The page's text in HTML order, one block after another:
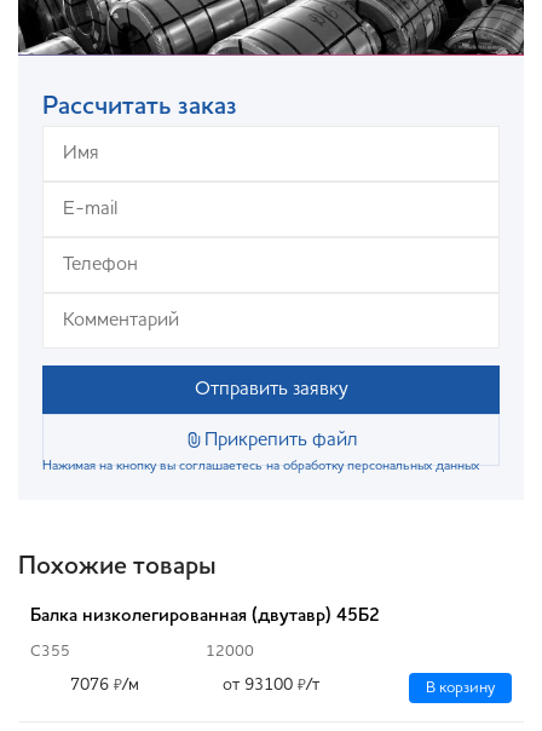
Рассчитать заказ
Отправить заявку
Прикрепить файл
Нажимая на кнопку вы соглашаетесь на обработку персональных данных
Похожие товары
Балка низколегированная (двутавр) 45Б2
С355 12000
7076 ₽/м от 93100 ₽/т В корзину